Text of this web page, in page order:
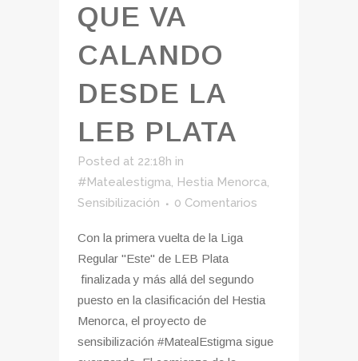
QUE VA
CALANDO
DESDE LA
LEB PLATA
Posted at 22:18h in
#Matealestigma, Hestia Menorca,
Sensibilización
0 Comentarios
Con la primera vuelta de la Liga
Regular "Este" de LEB Plata
finalizada y más allá del segundo
puesto en la clasificación del Hestia
Menorca, el proyecto de
sensibilización #MatealEstigma sigue